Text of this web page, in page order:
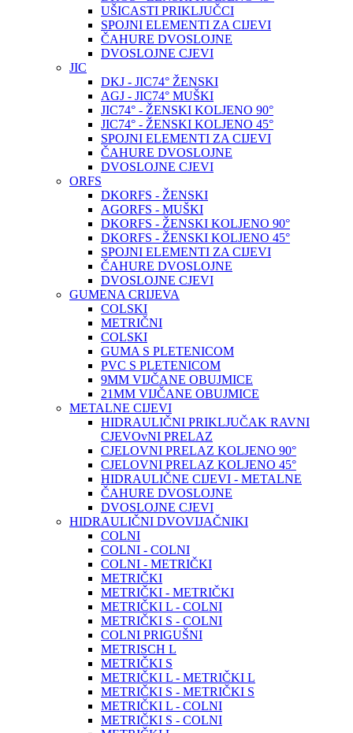
UŠICASTI PRIKLJUČCI
SPOJNI ELEMENTI ZA CIJEVI
ČAHURE DVOSLOJNE
DVOSLOJNE CJEVI
JIC
DKJ - JIC74° ŽENSKI
AGJ - JIC74° MUŠKI
JIC74° - ŽENSKI KOLJENO 90°
JIC74° - ŽENSKI KOLJENO 45°
SPOJNI ELEMENTI ZA CIJEVI
ČAHURE DVOSLOJNE
DVOSLOJNE CJEVI
ORFS
DKORFS - ŽENSKI
AGORFS - MUŠKI
DKORFS - ŽENSKI KOLJENO 90°
DKORFS - ŽENSKI KOLJENO 45°
SPOJNI ELEMENTI ZA CIJEVI
ČAHURE DVOSLOJNE
DVOSLOJNE CJEVI
GUMENA CRIJEVA
COLSKI
METRIČNI
COLSKI
GUMA S PLETENICOM
PVC S PLETENICOM
9MM VIJČANE OBUJMICE
21MM VIJČANE OBUJMICE
METALNE CIJEVI
HIDRAULIČNI PRIKLJUČAK RAVNI
CJEVOvNI PRELAZ
CJELOVNI PRELAZ KOLJENO 90°
CJELOVNI PRELAZ KOLJENO 45°
HIDRAULIČNE CIJEVI - METALNE
ČAHURE DVOSLOJNE
DVOSLOJNE CJEVI
HIDRAULIČNI DVOVIJAČNIKI
COLNI
COLNI - COLNI
COLNI - METRIČKI
METRIČKI
METRIČKI - METRIČKI
METRIČKI L - COLNI
METRIČKI S - COLNI
COLNI PRIGUŠNI
METRISCH L
METRIČKI S
METRIČKI L - METRIČKI L
METRIČKI S - METRIČKI S
METRIČKI L - COLNI
METRIČKI S - COLNI